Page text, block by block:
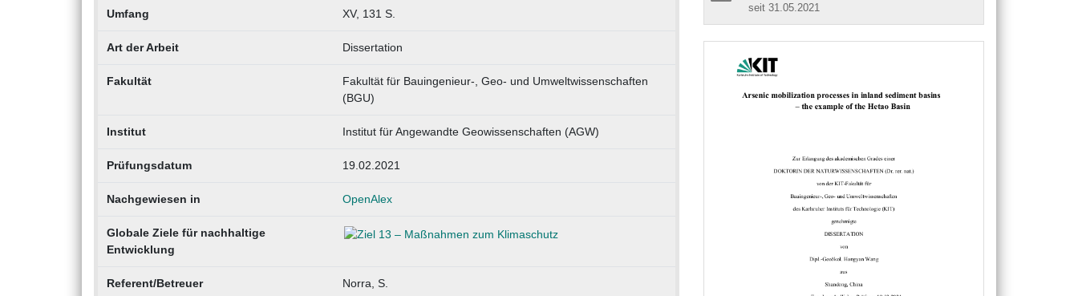
Umfang XV, 131 S.
Art der Arbeit Dissertation
Fakultät
Fakultät für Bauingenieur-, Geo- und Umweltwissenschaften
(BGU)
Institut Institut für Angewandte Geowissenschaften (AGW)
Prüfungsdatum 19.02.2021
Nachgewiesen in OpenAlex
Globale Ziele für nachhaltige
Entwicklung
Referent/Betreuer Norra, S.
seit 31.05.2021